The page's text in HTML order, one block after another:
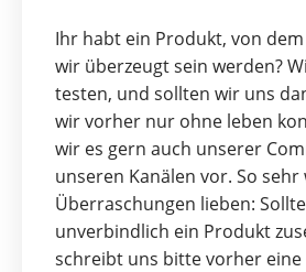
Ihr habt ein Produkt, von
wir überzeugt sein werden?
testen, und sollten wir uns
wir vorher nur ohne leben
wir es gern auch unserer
unseren Kanälen vor. So sehr
Überraschungen lieben:
unverbindlich ein Produkt
schreibt uns bitte vorher eine